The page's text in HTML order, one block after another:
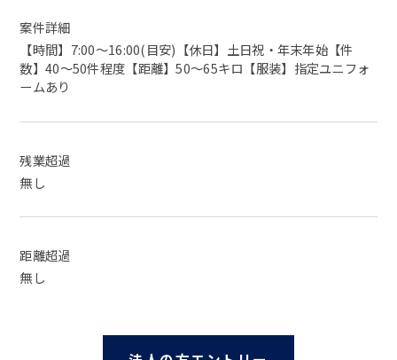
案件詳細
【時間】7:00〜16:00(目安)【休日】土日祝・年末年始【件
数】40〜50件程度【距離】50〜65キロ【服装】指定ユニフォ
ームあり
残業超過
無し
距離超過
無し